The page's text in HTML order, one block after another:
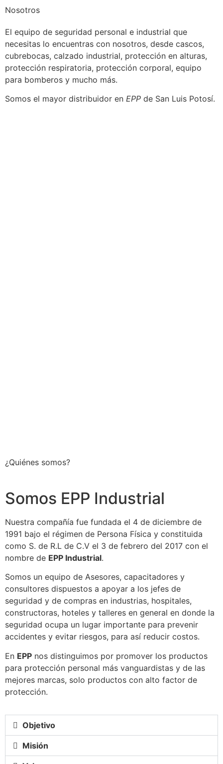
Nosotros
El equipo de seguridad personal e industrial que
necesitas lo encuentras con nosotros, desde cascos,
cubrebocas, calzado industrial, protección en alturas,
protección respiratoria, protección corporal, equipo
para bomberos y mucho más.
Somos el mayor distribuidor en EPP de San Luis Potosí.
¿Quiénes somos?
Somos EPP Industrial
Nuestra compañía fue fundada el 4 de diciembre de
1991 bajo el régimen de Persona Física y constituida
como S. de R.L de C.V el 3 de febrero del 2017 con el
nombre de EPP Industrial.
Somos un equipo de Asesores, capacitadores y
consultores dispuestos a apoyar a los jefes de
seguridad y de compras en industrias, hospitales,
constructoras, hoteles y talleres en general en donde la
seguridad ocupa un lugar importante para prevenir
accidentes y evitar riesgos, para así reducir costos.
En EPP nos distinguimos por promover los productos
para protección personal más vanguardistas y de las
mejores marcas, solo productos con alto factor de
protección.
Objetivo
Misión